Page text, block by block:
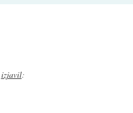
izjavil: